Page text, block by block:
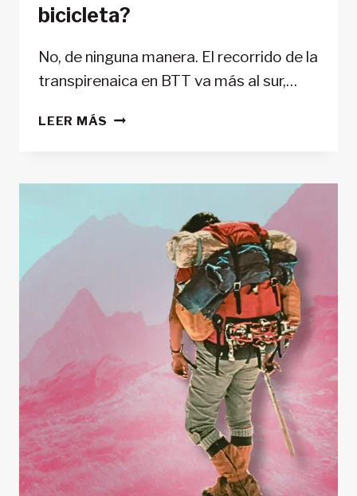
bicicleta?
No, de ninguna manera. El recorrido de la
transpirenaica en BTT va más al sur,…
LEER MÁS ¿ES
BICICLETA?